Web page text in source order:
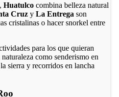
Huatulcocombina belleza natural
Cruzy La Entrega son
cristalinas o hacer snorkel entre
para los que quieran
como senderismo en
sierra y recorridos en lancha